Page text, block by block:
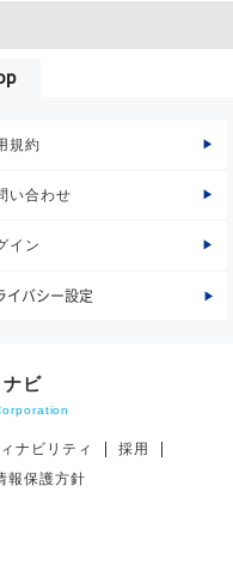
規約
い合わせ
イン
イバシー設定
ビ
ナビリティ
採用
報保護方針